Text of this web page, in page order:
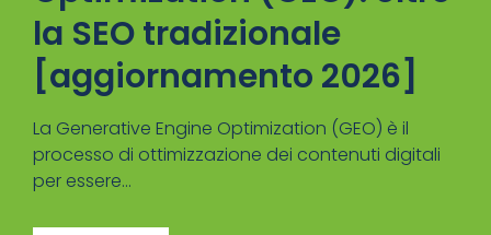
la SEO tradizionale
[aggiornamento 2026]
La Generative Engine Optimization (GEO) è il
processo di ottimizzazione dei contenuti digitali
per essere...